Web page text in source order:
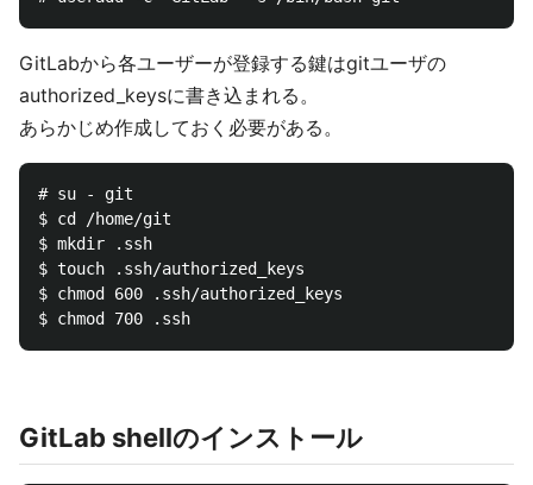
GitLabから各ユーザーが登録する鍵はgitユーザの
authorized_keysに書き込まれる。
あらかじめ作成しておく必要がある。
# su - git
$ cd /home/git
$ mkdir .ssh
$ touch .ssh/authorized_keys
$ chmod 600 .ssh/authorized_keys
GitLab shellのインストール